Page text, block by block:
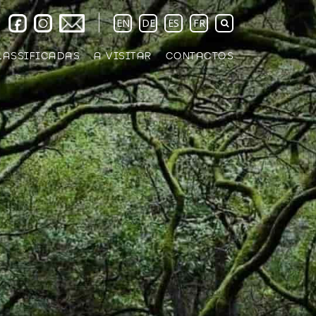
EN DE ES FR
A VISITAR CONTACTOS